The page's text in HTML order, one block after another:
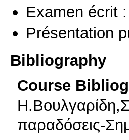
Examen écrit
Présentation
Bibliography
Course
παραδόσεις-